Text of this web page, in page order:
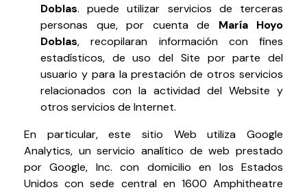
Doblas. puede utilizar servicios de terceras
personas que, por cuenta de María Hoyo
Doblas, recopilaran información con fines
estadísticos, de uso del Site por parte del
usuario y para la prestación de otros servicios
relacionados con la actividad del Website y
otros servicios de Internet.
En particular, este sitio Web utiliza Google
Analytics, un servicio analítico de web prestado
por Google, Inc. con domicilio en los Estados
Unidos con sede central en 1600 Amphitheatre